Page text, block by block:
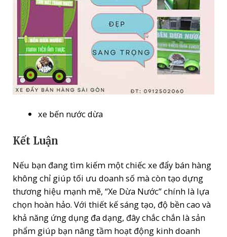
xe bến nước dừa
Kết Luận
Nếu bạn đang tìm kiếm một chiếc xe đẩy bán hàng
không chỉ giúp tối ưu doanh số mà còn tạo dựng
thương hiệu mạnh mẽ, “Xe Dừa Nước” chính là lựa
chọn hoàn hảo. Với thiết kế sáng tạo, độ bền cao và
khả năng ứng dụng đa dạng, đây chắc chắn là sản
phẩm giúp bạn nâng tầm hoạt động kinh doanh